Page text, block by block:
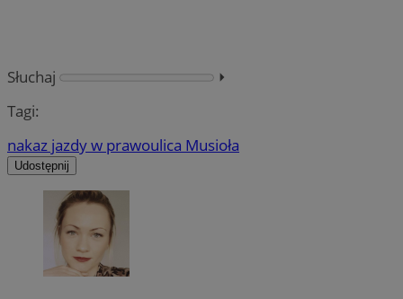
Słuchaj
⏵︎
Tagi:
nakaz jazdy w prawoulica Musioła
Udostępnij